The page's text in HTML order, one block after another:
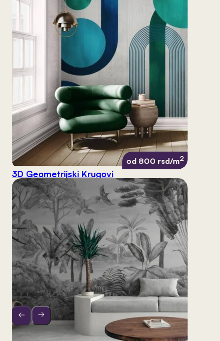
od 800 rsd/m2
3D Geometrijski Krugovi